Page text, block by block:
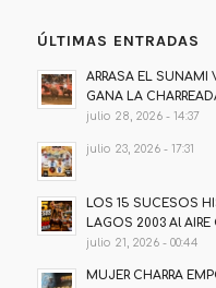
ÚLTIMAS ENTRADAS
ARRASA EL SUNAMI
GANA LA
julio 28, 2026 - 14:37
julio 23, 2026 - 17:31
LOS 15 SUCESOS
LAGOS 2003 Al AIRE
julio 21, 2026 - 00:44
MUJER CHARRA